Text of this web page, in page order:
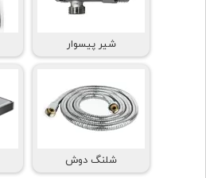
شیر پیسوار
شلنگ دوش